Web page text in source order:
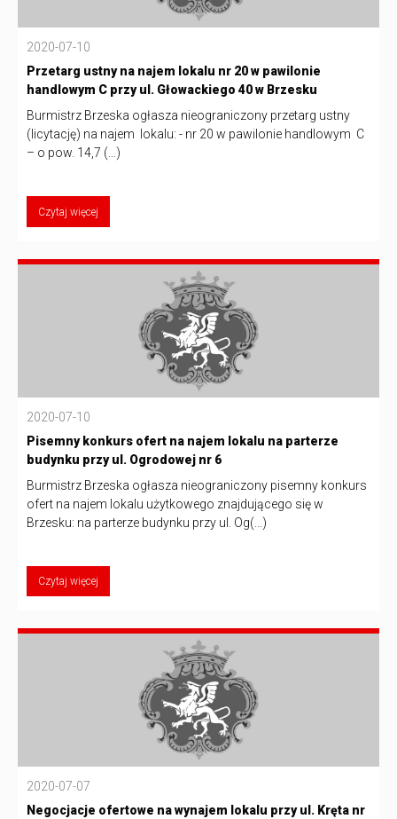
2020-07-10
Przetarg ustny na najem lokalu nr 20 w pawilonie
handlowym C przy ul. Głowackiego 40 w Brzesku
Burmistrz Brzeska ogłasza nieograniczony przetarg ustny
(licytację) na najem lokalu: - nr 20 w pawilonie handlowym C
– o pow. 14,7 (...)
Czytaj więcej
2020-07-10
Pisemny konkurs ofert na najem lokalu na parterze
budynku przy ul. Ogrodowej nr 6
Burmistrz Brzeska ogłasza nieograniczony pisemny konkurs
ofert na najem lokalu użytkowego znajdującego się w
Brzesku: na parterze budynku przy ul. Og(...)
Czytaj więcej
2020-07-07
Negocjacje ofertowe na wynajem lokalu przy ul. Kręta nr